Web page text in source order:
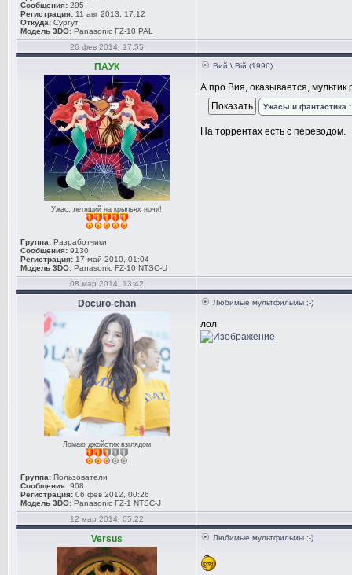
Сообщения: 295
Регистрация: 11 авг 2013, 17:12
Откуда: Сургут
Модель 3DO: Panasonic FZ-10 PAL
26 фев 2014, 17:55
ПАУК
Ужас, летящий на крыльях ночи!
Группа: Разработчики
Сообщения: 9130
Регистрация: 17 май 2010, 01:04
Модель 3DO: Panasonic FZ-10 NTSC-U
Вий \ Вій (1996)
А про Вия, оказывается, мультик
Ужасы и фантастика :
На торрентах есть с переводом.
08 мар 2014, 13:42
Docuro-chan
Ломаю джойстик взглядом
Группа: Пользователи
Сообщения: 908
Регистрация: 06 фев 2012, 00:26
Модель 3DO: Panasonic FZ-1 NTSC-J
Любимые мультфильмы ;-)
лол
12 мар 2014, 05:22
Versus Любимые мультфильмы ;-)